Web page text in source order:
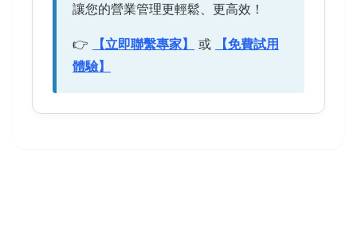
讓您的營業管理更輕鬆、更高效！
👉 【立即聯繫專家】 或
【免費試用
體驗】